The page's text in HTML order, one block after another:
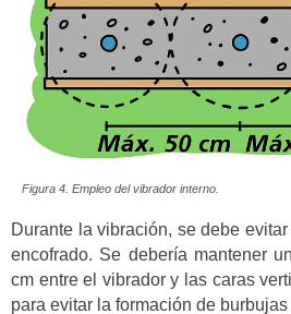
Figura 4. Empleo del vibrador interno.
Durante la vibración, se debe
encofrado. Se debería mantener
cm entre el vibrador y las caras
para evitar la formación de